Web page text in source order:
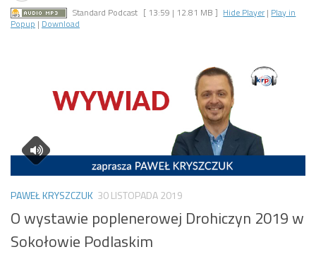
Standard Podcast [ 13:59 | 12.81 MB ] Hide Player | Play in
Popup | Download
PAWEŁ KRYSZCZUK 30 LISTOPADA 2019
O wystawie poplenerowej Drohiczyn 2019 w
Sokołowie Podlaskim